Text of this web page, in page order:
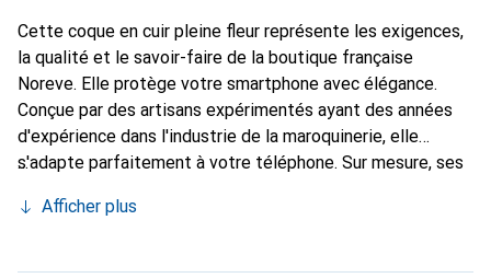
Cette coque en cuir pleine fleur représente les exigences,
la qualité et le savoir-faire de la boutique française
Noreve. Elle protège votre smartphone avec élégance.
Conçue par des artisans expérimentés ayant des années
d'expérience dans l'industrie de la maroquinerie, elle
s'adapte parfaitement à votre téléphone. Sur mesure, ses
peau. Elle devient l'accessoire chic et indispensable pour
ses produits de haute qualité, la marque Noreve est un
Afficher plus